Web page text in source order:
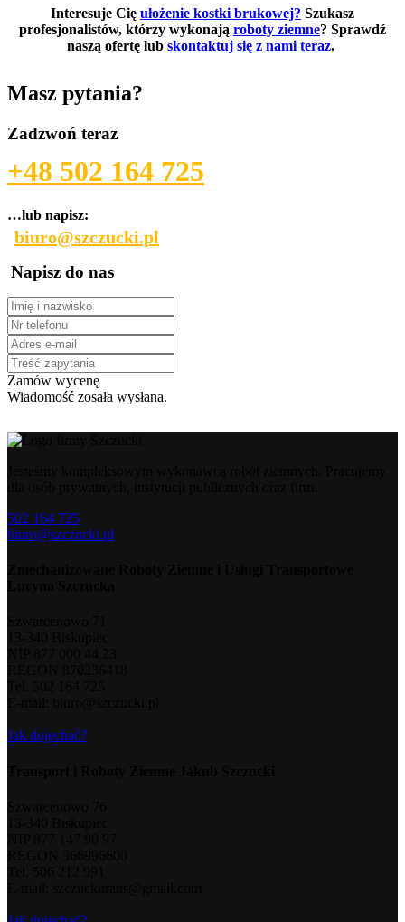
Interesuje Cię ułożenie kostki brukowej? Szukasz
profesjonalistów, którzy wykonają roboty ziemne? Sprawdź
naszą ofertę lub skontaktuj się z nami teraz.
Masz pytania?
Zadzwoń teraz
+48 502 164 725
…lub napisz:
biuro@szczucki.pl
Napisz do nas
Zamów wycenę
Wiadomość zosała wysłana.
502 164 725
biuro@szczucki.pl
Jak dojechać?